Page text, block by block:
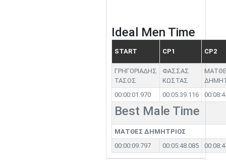
Ideal Men Time
START CP1 CP2
ΓΡΗΓΟΡΙΑΔΗΣ
ΤΑΣΟΣ
ΦΑΣΣΑΣ
ΚΩΣΤΑΣ
00:00:01.970
00:05:39.116
Best Male Time
ΜΑΤΘΕΣ ΔΗΜΗΤΡΙΟΣ
00:00:09.797
00:05:48.085